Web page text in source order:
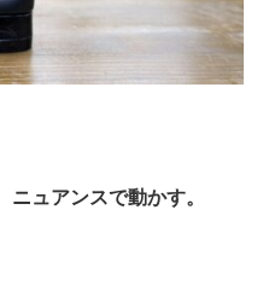
ュアンスで動かす。